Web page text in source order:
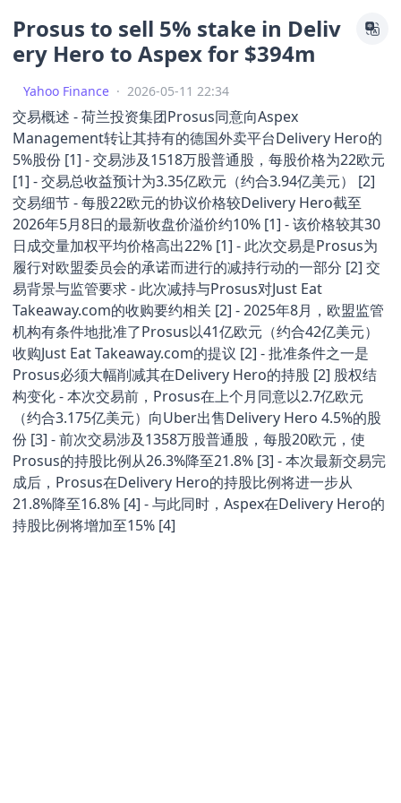
Prosus to sell 5% stake in Deliv
ery Hero to Aspex for $394m
Yahoo Finance · 2026-05-11 22:34
交易概述 - 荷兰投资集团Prosus同意向Aspex
Management转让其持有的德国外卖平台Delivery Hero的
5%股份 [1] - 交易涉及1518万股普通股，每股价格为22欧元
[1] - 交易总收益预计为3.35亿欧元（约合3.94亿美元） [2]
交易细节 - 每股22欧元的协议价格较Delivery Hero截至
2026年5月8日的最新收盘价溢价约10% [1] - 该价格较其30
日成交量加权平均价格高出22% [1] - 此次交易是Prosus为
履行对欧盟委员会的承诺而进行的减持行动的一部分 [2] 交
易背景与监管要求 - 此次减持与Prosus对Just Eat
Takeaway.com的收购要约相关 [2] - 2025年8月，欧盟监管
机构有条件地批准了Prosus以41亿欧元（约合42亿美元）
收购Just Eat Takeaway.com的提议 [2] - 批准条件之一是
Prosus必须大幅削减其在Delivery Hero的持股 [2] 股权结
构变化 - 本次交易前，Prosus在上个月同意以2.7亿欧元
（约合3.175亿美元）向Uber出售Delivery Hero 4.5%的股
份 [3] - 前次交易涉及1358万股普通股，每股20欧元，使
Prosus的持股比例从26.3%降至21.8% [3] - 本次最新交易完
成后，Prosus在Delivery Hero的持股比例将进一步从
21.8%降至16.8% [4] - 与此同时，Aspex在Delivery Hero的
持股比例将增加至15% [4]